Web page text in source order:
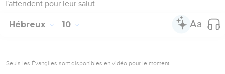
l'attendent pour leur salut.
Hébreux 10
Seuls les Évangiles sont disponibles en vidéo pour le moment.